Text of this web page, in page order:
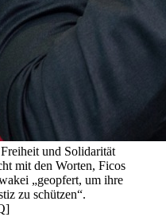
und Solidarität
mit den Worten, Ficos
„geopfert, um ihre
zu schützen“.